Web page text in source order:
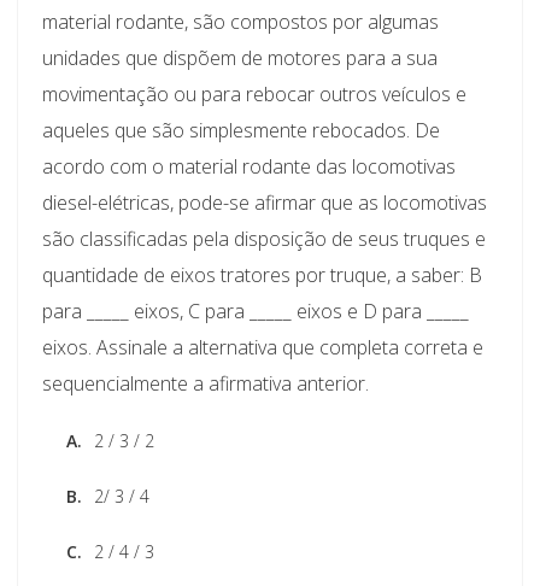
material rodante, são compostos por algumas
unidades que dispõem de motores para a sua
movimentação ou para rebocar outros veículos e
aqueles que são simplesmente rebocados. De
acordo com o material rodante das locomotivas
diesel-elétricas, pode-se afirmar que as locomotivas
são classificadas pela disposição de seus truques e
quantidade de eixos tratores por truque, a saber: B
para _____ eixos, C para _____ eixos e D para _____
eixos. Assinale a alternativa que completa correta e
sequencialmente a afirmativa anterior.
A. 2 / 3 / 2
B. 2/ 3 / 4
C. 2 / 4 / 3